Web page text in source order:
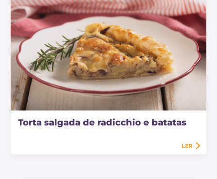
Torta salgada de radicchio e batatas
LER